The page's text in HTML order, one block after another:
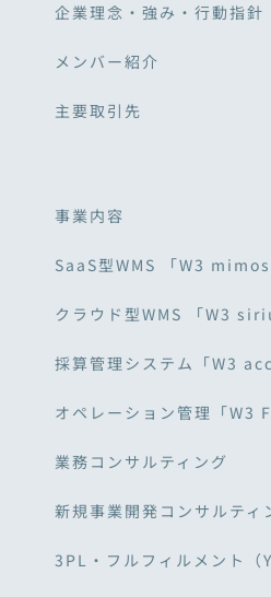
企業理念・強み・行動指針
メンバー紹介
主要取引先
事業内容
SaaS型WMS 「W3
クラウド型WMS 「W3
採算管理システム「W3
オペレーション管理「W3
業務コンサルティング
新規事業開発コンサルティ
3PL・フルフィルメント（